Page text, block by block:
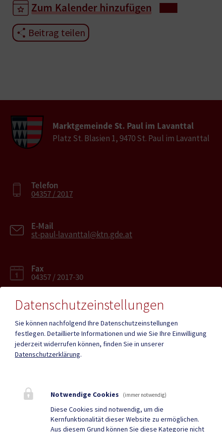
Zum Kalender hinzufügen
Beitrag teilen
Marktgemeinde St. Paul im Lavanttal
Platz St. Blasien 1, 9470 St. Paul im Lavanttal
Telefon
04357 / 2017
E-Mail
st-paul-lavanttal@ktn.gde.at
Fax
04357 / 2017-30
Mehr
Geko digital Gemeinde-
Infopoint St. Paul
Duale Zustellung Gemeindenachrichten
Datenschutzeinstellungen
Sie können nachfolgend Ihre Datenschutzeinstellungen
festlegen. Detaillierte Informationen und wie Sie Ihre Einwilligung
jederzeit widerrufen können, finden Sie in unserer
Datenschutzerklärung.
Notwendige Cookies (immer notwendig)
Diese Cookies sind notwendig, um die
Kernfunktionalität dieser Website zu ermöglichen.
Aus diesem Grund können Sie diese Kategorie nicht